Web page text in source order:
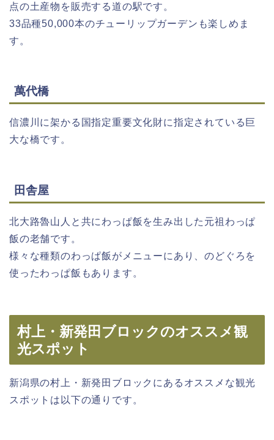
点の土産物を販売する道の駅です。
33品種50,000本のチューリップガーデンも楽しめま
す。
萬代橋
信濃川に架かる国指定重要文化財に指定されている巨
大な橋です。
田舎屋
北大路魯山人と共にわっぱ飯を生み出した元祖わっぱ
飯の老舗です。
様々な種類のわっぱ飯がメニューにあり、のどぐろを
使ったわっぱ飯もあります。
村上・新発田ブロックのオススメ観
光スポット
新潟県の村上・新発田ブロックにあるオススメな観光
スポットは以下の通りです。